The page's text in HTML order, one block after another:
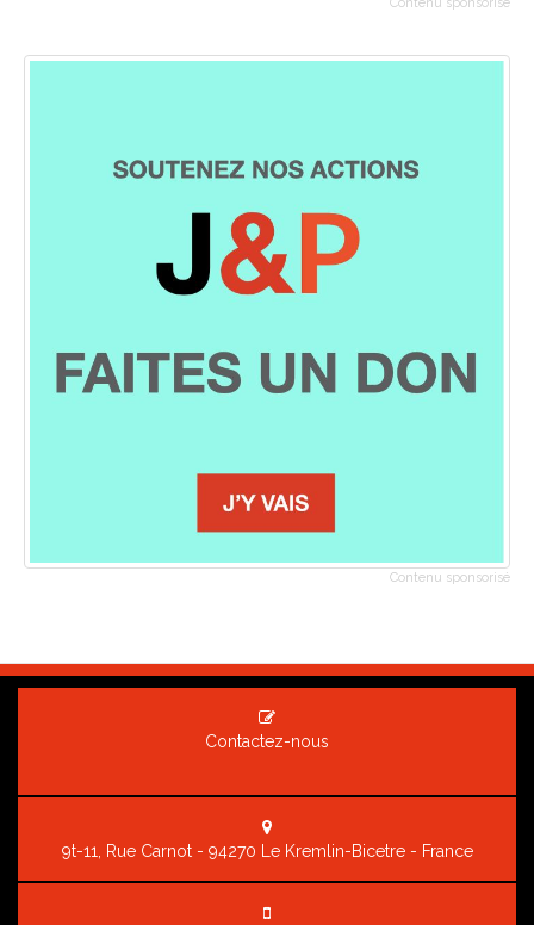
Contenu sponsorisé
Contenu sponsorisé
Contactez-nous
9t-11, Rue Carnot - 94270 Le Kremlin-Bicetre - France